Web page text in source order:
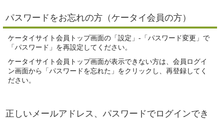
パスワードをお忘れの方（ケータイ会員の方）
ケータイサイト会員トップ画面の「設定」-「パスワード変更」で
「パスワード」を再設定してください。
ケータイサイト会員トップ画面が表示できない方は、会員ログイ
ン画面から「パスワードを忘れた」をクリックし、再登録してく
ださい。
正しいメールアドレス、パスワードでログインでき